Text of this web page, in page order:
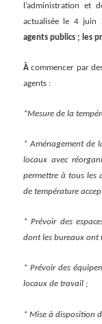
l’administraton et
actualisée le 4 juin
agents publics ; les
À commencer par
agents :
*Mesure de la
* Aménagement de
locauxavec
permettre à tous les
de température
* Prévoir des
dont les bureaux ont
* Prévoir des
locaux de travail ;
* Mise à disposition